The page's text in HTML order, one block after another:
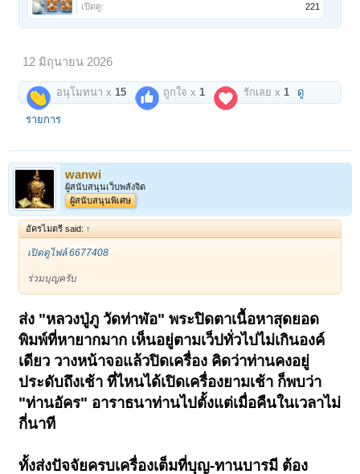
เปิดดู:
221
12 มิถุนายน 2026
อนุโมทนา x15 ถูกใจ x1 รักเลย x1 ดู
รายการ
wanwi
ผู้สนับสนุนเว็บพลังจิต
ผู้สนับสนุนพิเศษ
อัครไมตรี said: ↑
เปิดดูไฟล์ 6677408
ร่วมบุญครับ
ส่ง "หลวงปู่ภู วัดท่าฬ่อ" พระปิดตาเนื้อหาสุดยอด
พิมพ์ที่หายากมาก เห็นอยู่ตามเว็ปทั่วไปไม่เกินองค์
เดียว วางหน้าจอแล้วปิดเครื่อง คิดว่าท่านคงอยู่
ประดับถึงเช้า ที่ไหนได้เปิดเครื่องยามเช้า ก็พบว่า
"ท่านอัคร" อาราธนาท่านไปตั้งแต่เมื่อคืนในเวลาไม่
กี่นาที
ทั้งส่งปัจจัยครบเครื่องเต็มที่บุญ-ทานบารมี ต้อง